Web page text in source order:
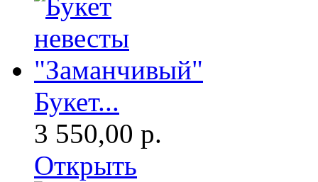
Букет...
3 550,00 р.
Открыть